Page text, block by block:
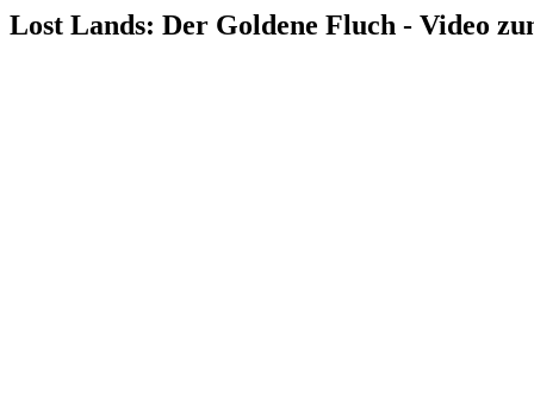
Lost Lands: Der Goldene Fluch - Video